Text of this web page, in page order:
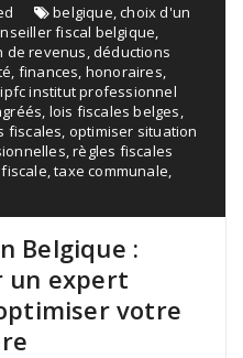
belgique ,choix d'un
fiscal belgique
de revenus ,déductions
finances honoraires
,ipfc institut professionnel
lois fiscales belges
fiscales optimiser situation
,règles fiscales
,taxe communale
Belgique :
un expert
votre